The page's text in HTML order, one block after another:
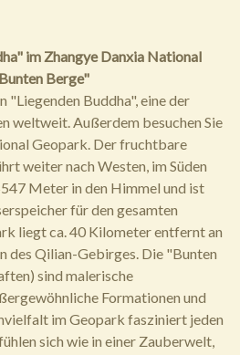
im Zhangye Danxia National
Berge"
"Liegenden Buddha", eine der
weltweit. Außerdem besuchen Sie
Geopark. Der fruchtbare
weiter nach Westen, im Süden
Meter in den Himmel und ist
für den gesamten
liegt ca. 40 Kilometer entfernt an
des Qilian-Gebirges. Die "Bunten
sind malerische
Formationen und
im Geopark fasziniert jeden
sich wie in einer Zauberwelt,